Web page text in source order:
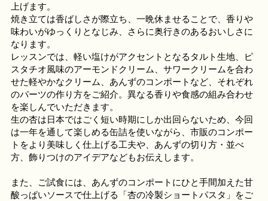
上げます。
焼き立ては香ばしさが際立ち、一晩休ませることで、香りや
味わいがゆっくりとなじみ、さらに奥行きのあるおいしさに
なります。
レッスンでは、軽い塩けがアクセントとなるタルト生地、ピ
スタチオ風味のアーモンドクリーム、サワークリームを合わ
せた軽やかなクリーム、あんずのコンポートなど、それぞれ
のパーツの作り方をご紹介。異なる香りや食感の組み合わせ
を楽しんでいただきます。
生の杏は日本ではごく短い時期にしか出回らないため、今回
は一年を通して楽しめる缶詰を使いながら、市販のコンポー
トをより美味しく仕上げる工夫や、あんずの切り方・並べ
方、飾りつけのアイデアなどもお伝えします。
また、ご試食には、あんずのコンポートにひと手間加えた甘
酸っぱいソースで仕上げる「杏の冷製ショートパスタ」をご